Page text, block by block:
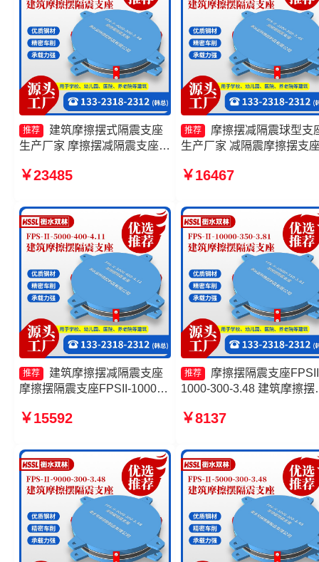
推荐
建筑摩擦摆式隔震支座
生产厂家 摩擦摆减隔震支座
支座摩擦摆 摩擦摆隔震支座
￥23485
推荐
摩擦摆减隔震球型支
生产厂家 减隔震摩擦摆支
6000-350-3.81厂家 摩擦摆
源头工厂
￥16467
推荐
建筑摩擦摆减隔震支座
摩擦摆隔震支座FPSII-1000-
座-15.0ZX支座的源头工厂 摩
￥15592
推荐
摩擦摆隔震支座
1000-300-3.48 建筑摩擦摆
摩擦摆隔震支座FPSII-
￥8137